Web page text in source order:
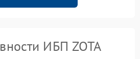
ИБП ZOTA